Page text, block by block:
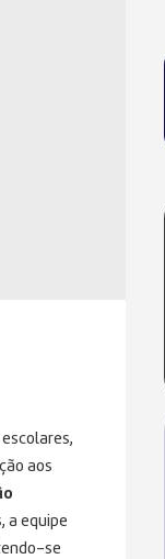
aos
a equipe
se